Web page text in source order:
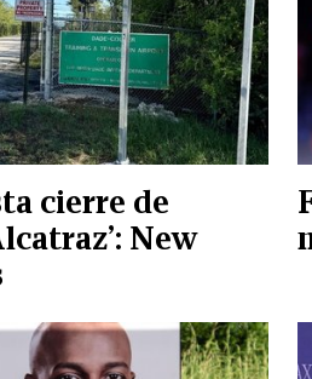
cierre de
New